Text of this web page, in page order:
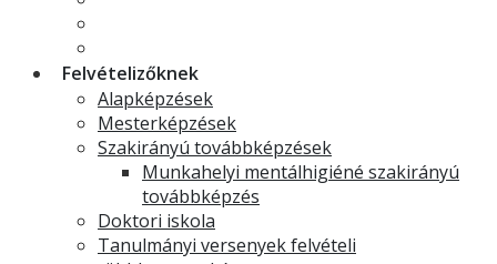
Felvételizőknek
Alapképzések
Mesterképzések
Szakirányú továbbképzések
Munkahelyi mentálhigiéné szakirányú
továbbképzés
Doktori iskola
Tanulmányi versenyek felvételi